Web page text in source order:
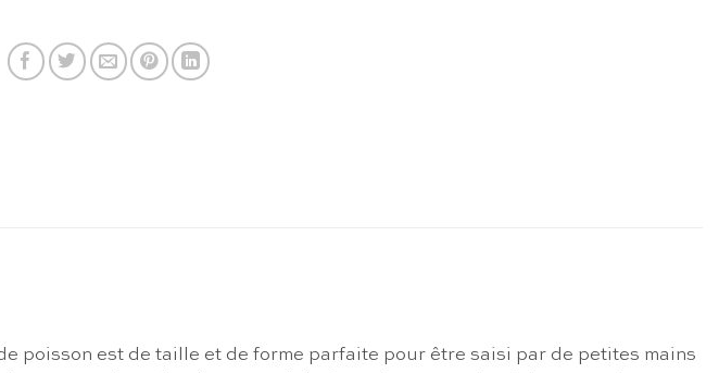
poisson est de taille et de forme parfaite pour être saisi par de petites mains